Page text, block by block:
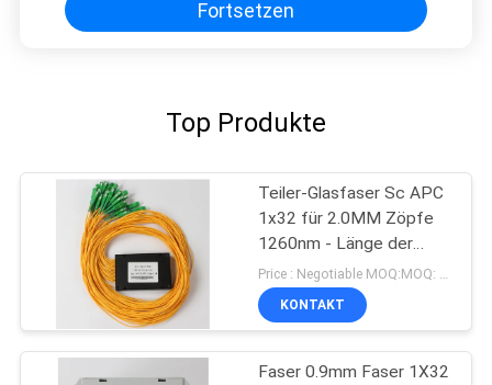
Fortsetzen
Top Produkte
Teiler-Glasfaser Sc APC
1x32 für 2.0MM Zöpfe
1260nm - Länge der
Arbeits-1650nm
Price : Negotiable MOQ:MOQ: 100PCS
KONTAKT
Faser 0.9mm Faser 1X32